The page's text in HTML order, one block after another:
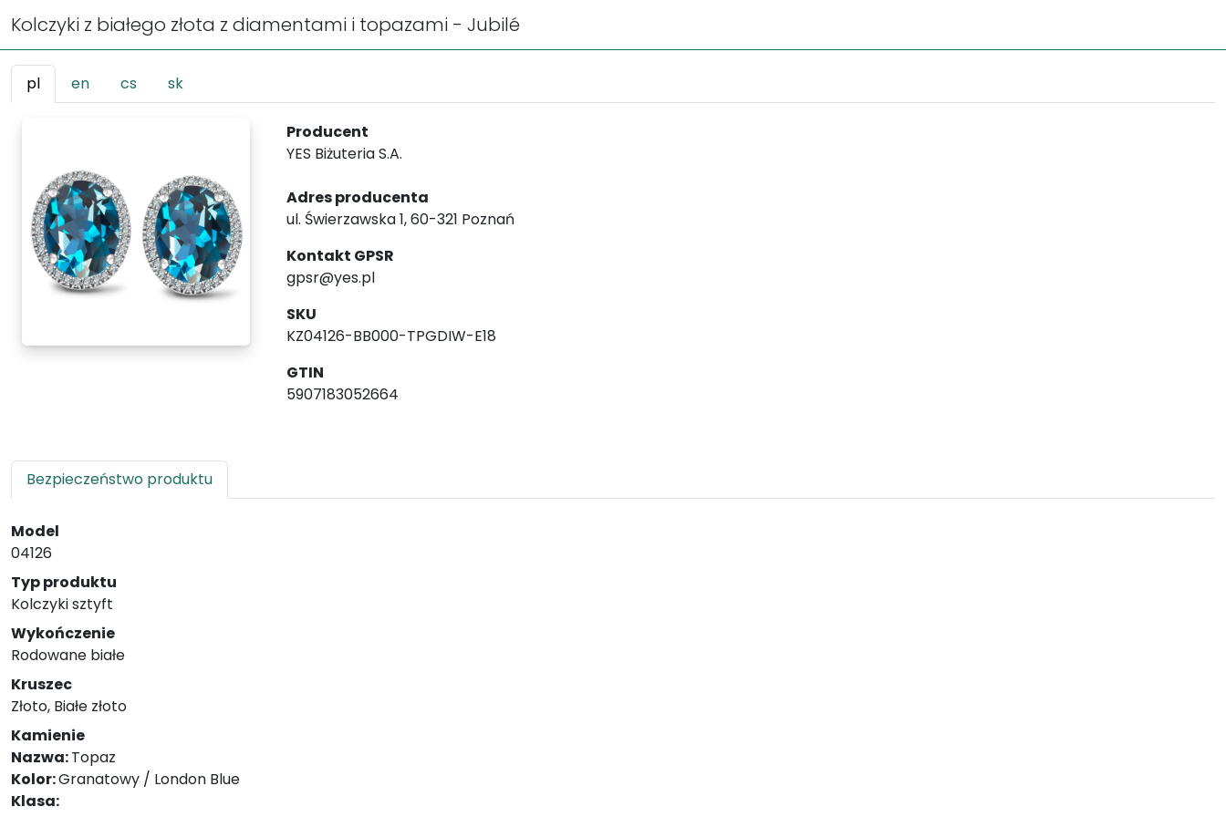
Kolczyki z białego złota z diamentami i topazami - Jubilé
pl en cs sk
Producent
YES Biżuteria S.A.
Adres producenta
ul. Świerzawska 1, 60-321 Poznań
Kontakt GPSR
gpsr@yes.pl
SKU
KZ04126-BB000-TPGDIW-E18
GTIN
5907183052664
Bezpieczeństwo produktu
Model
04126
Typ produktu
Kolczyki sztyft
Wykończenie
Rodowane białe
Kruszec
Złoto, Białe złoto
Kamienie
Nazwa:Topaz
Kolor:Granatowy / London Blue
Klasa: